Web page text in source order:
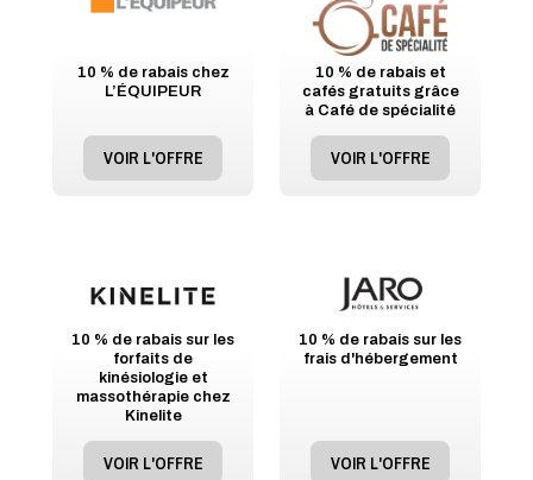
10 % de rabais chez
L’ÉQUIPEUR
VOIR L'OFFRE
10 % de rabais et
cafés gratuits grâce
à Café de spécialité
VOIR L'OFFRE
10 % de rabais sur les
forfaits de
kinésiologie et
massothérapie chez
Kinelite
VOIR L'OFFRE
10 % de rabais sur les
frais d'hébergement
VOIR L'OFFRE